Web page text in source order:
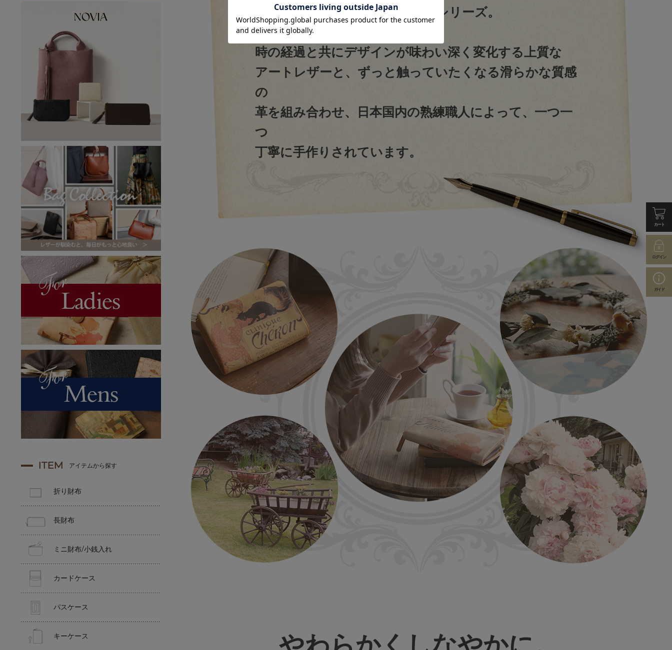
ITEM アイテムから探す
折り財布
長財布
ミニ財布/小銭入れ
カードケース
パスケース
キーケース
れた、癒したっぷりなラウンドシリーズ。
時の経過と共にデザインが味わい深く変化する上質な
アートレザーと、ずっと触っていたくなる滑らかな質感
の
革を組み合わせ、日本国内の熟練職人によって、一つ一
つ
丁寧に手作りされています。
カート
ログイン
ガイド